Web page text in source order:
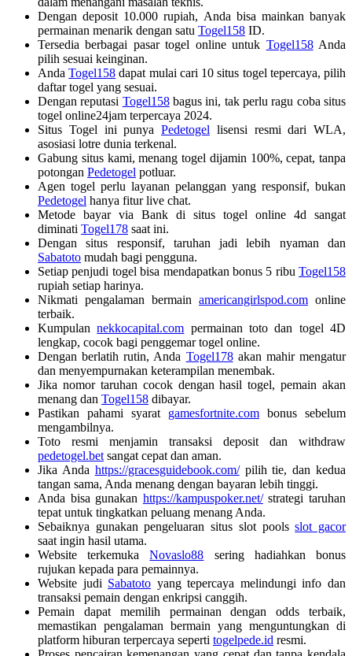
Dengan deposit 10.000 rupiah, Anda bisa mainkan banyak
permainan menarik dengan satu Togel158 ID.
Tersedia berbagai pasar togel online untuk Togel158Anda
pilih sesuai keinginan.
AndaTogel158 dapat mulai cari 10 situs togel tepercaya, pilih
daftar togel yang sesuai.
Dengan reputasi Togel158bagus ini, tak perlu ragu coba situs
togel online24jam terpercaya 2024.
Situs Togel ini punya Pedetogel lisensi resmi dari WLA,
asosiasi lotre dunia terkenal.
Gabung situs kami, menang togel dijamin 100%, cepat, tanpa
potongan Pedetogel potluar.
Agen togel perlu layanan pelanggan yang responsif, bukan
Pedetogel hanya fitur live chat.
Metode bayar via Bank di situs togel online 4d sangat
diminati Togel178 saat ini.
Dengan situs responsif, taruhan jadi lebih nyaman dan
Sabatoto mudah bagi pengguna.
Setiap penjudi togel bisa mendapatkan bonus 5 ribu Togel158
rupiah setiap harinya.
Nikmati pengalaman bermain americangirlspod.com online
terbaik.
Kumpulannekkocapital.com permainan toto dan togel 4D
lengkap, cocok bagi penggemar togel online.
Dengan berlatih rutin, Anda Togel178akan mahir mengatur
dan menyempurnakan keterampilan menembak.
Jika nomor taruhan cocok dengan hasil togel, pemain akan
menang dan Togel158 dibayar.
Pastikan pahami syarat gamesfortnite.com bonus sebelum
mengambilnya.
Toto resmi menjamin transaksi deposit dan withdraw
pedetogel.bet sangat cepat dan aman.
Jika Anda https://gracesguidebook.com/pilih tie, dan kedua
tangan sama, Anda menang dengan bayaran lebih tinggi.
Anda bisa gunakan https://kampuspoker.net/strategi taruhan
tepat untuk tingkatkan peluang menang Anda.
Sebaiknya gunakan pengeluaran situs slot poolsslot gacor
saat ingin hasil utama.
Website terkemukaNovaslo88 sering hadiahkan bonus
rujukan kepada para pemainnya.
Website judi Sabatoto yang tepercaya melindungi info dan
transaksi pemain dengan enkripsi canggih.
Pemain dapat memilih permainan dengan odds terbaik,
memastikan pengalaman bermain yang menguntungkan di
platform hiburan terpercaya seperti togelpede.id resmi.